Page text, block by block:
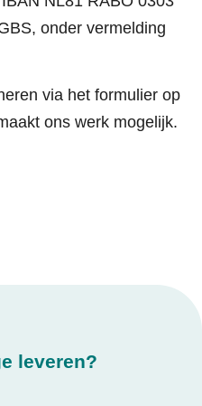
onder vermelding
via het formulier op
ons werk mogelijk.
leveren?